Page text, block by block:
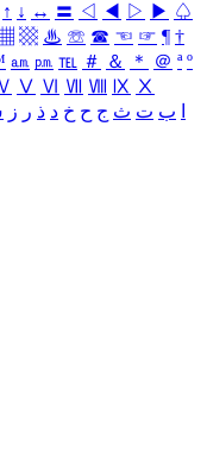
↑ ↓ ↔ 〓 ◁ ◀ ▷ ▶ ♤
▩ ♨ ☏ ☎ ☜ ☞ ¶ †
㏂ ㏘ ℡ ＃ ＆ ＊ ＠ ª º
Ⅳ Ⅴ Ⅵ Ⅶ Ⅷ Ⅸ Ⅹ
ب ت ث ج ح خ د ذ ر ز